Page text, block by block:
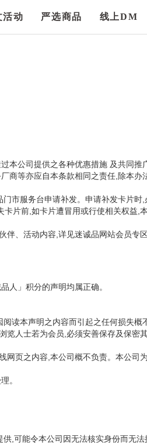
活动 严选商品 线上DM
本公司提供之各种优惠措施 及共同推
商等亦应自本条款相同之责任,除本办
市服务台申请补发。申请补发卡片时
片前,如卡片遭冒用或行使相关权益,本
伴、活动内容,详见迷诚品网站会员专
人」积分的声明均属正确。
读本声明之内容而引起之任何损失概
人士若为会员,必须安善保存及保密
页之内容,本公司概不负责。本公司
。
,可能令本公司因无法核实身份而无法